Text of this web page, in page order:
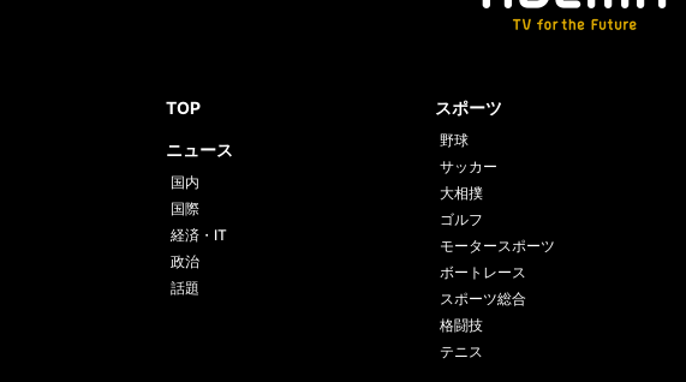
TOP
ニュース
国内
国際
経済・IT
政治
話題
スポーツ
野球
サッカー
大相撲
ゴルフ
モータースポーツ
ボートレース
スポーツ総合
格闘技
テニス